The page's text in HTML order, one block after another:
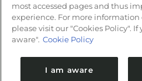
most accessed pages and thus
experience. For more information
please visit our "Cookies Policy".
aware". Cookie Policy
I am aware